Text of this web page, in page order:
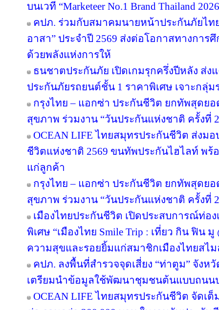
บนเวที “Marketeer No.1 Brand Thailand
คปภ. ร่วมกับสมาคมนายหน้าประกันภัยไท
อาสา” ประจำปี 2569 ส่งต่อโอกาสทางการ
ด้วยพลังแห่งการให้
ธนชาตประกันภัย เปิดเกมรุกครึ่งปีหลัง ส่ง
ประกันภัยรถยนต์ชั้น 1 ราคาพิเศษ เจาะกลุ่
กรุงไทย – แอกซ่า ประกันชีวิต ยกทัพสุดย
สุขภาพ ร่วมงาน “วันประกันแห่งชาติ ครั้งที่
OCEAN LIFE ไทยสมุทรประกันชีวิต ส่งม
ชีวิตแห่งชาติ 2569 ขนทัพประกันไฮไลท์ พร้
แก่ลูกค้า
กรุงไทย – แอกซ่า ประกันชีวิต ยกทัพสุดย
สุขภาพ ร่วมงาน “วันประกันแห่งชาติ ครั้งที่
เมืองไทยประกันชีวิต เปิดประสบการณ์ท่อ
พิเศษ “เมืองไทย Smile Trip : เที่ยว กิน ฟิน มู
ความสุขและรอยยิ้มแก่สมาชิกเมืองไทยสไ
คปภ. ลงพื้นที่สำรวจจุดเสี่ยง “ท่าตูม” จังห
เตรียมนำข้อมูลใช้พัฒนาชุมชนต้นแบบถนน
OCEAN LIFE ไทยสมุทรประกันชีวิต จัดเ